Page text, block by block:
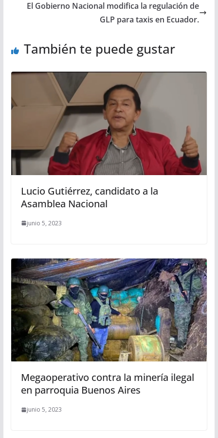
El Gobierno Nacional modifica la regulación de
GLP para taxis en Ecuador.
También te puede gustar
Lucio Gutiérrez, candidato a la
Asamblea Nacional
junio 5, 2023
Megaoperativo contra la minería ilegal
en parroquia Buenos Aires
junio 5, 2023